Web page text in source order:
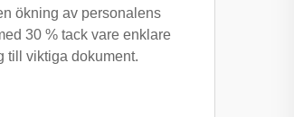
ökning av personalens
30 % tack vare enklare
till viktiga dokument.